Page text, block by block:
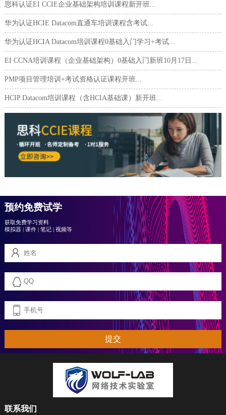
思科认证EI CCIE企业基础架构培训课程新开班...
华为认证HCIE Datacom直通车培训课程含考试...
华为认证HCIA Datacom培训课程0基础入门学习+考试...
EI CCNA培训课程（企业基础架构）0基础入门新班10月17日...
PMP项目管理培训+考试资格认证课程开班...
HCIP Datacom培训课程（含HCIA基础课）新开班...
预约免费试学
获取免费学习资料
模拟器| 课件| 笔记| 视频等
提交
联系我们